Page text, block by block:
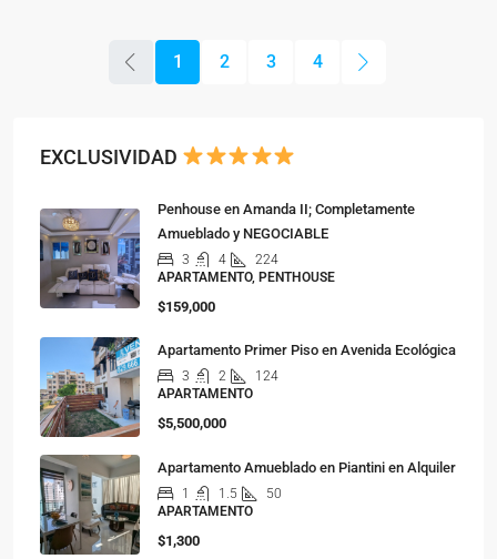
1 2 3 4
EXCLUSIVIDAD
Penhouse en Amanda II; Completamente
Amueblado y NEGOCIABLE
3 4
224
APARTAMENTO, PENTHOUSE
$159,000
Apartamento Primer Piso en Avenida Ecológica
3 2
124
APARTAMENTO
$5,500,000
Apartamento Amueblado en Piantini en Alquiler
1 1.5
50
APARTAMENTO
$1,300